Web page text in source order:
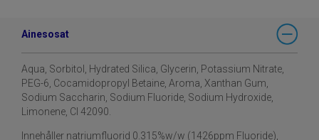
Ainesosat
Aqua, Sorbitol, Hydrated Silica, Glycerin, Potassium Nitrate,
PEG-6, Cocamidopropyl Betaine, Aroma, Xanthan Gum,
Sodium Saccharin, Sodium Fluoride, Sodium Hydroxide,
Limonene, CI 42090.​
Innehåller natriumfluorid 0.315%w/w (1426ppm Fluoride),